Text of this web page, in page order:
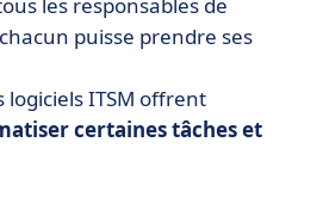
puisse prendre ses
logiciels ITSM offrent
certaines tâches et